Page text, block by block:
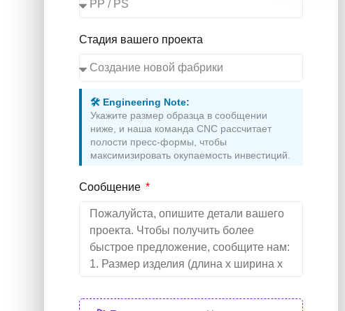
Стадия вашего проекта
🛠️ Engineering Note:
Укажите размер образца в сообщении
ниже, и наша команда CNC рассчитает
полости пресс-формы, чтобы
максимизировать окупаемость инвестиций.
Сообщение